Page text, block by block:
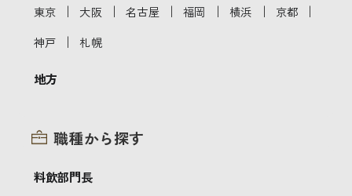
東京 ｜ 大阪 ｜ 名古屋 ｜ 福岡 ｜ 横浜 ｜ 京都 ｜
神戸 ｜ 札幌
地方
職種から探す
料飲部門長